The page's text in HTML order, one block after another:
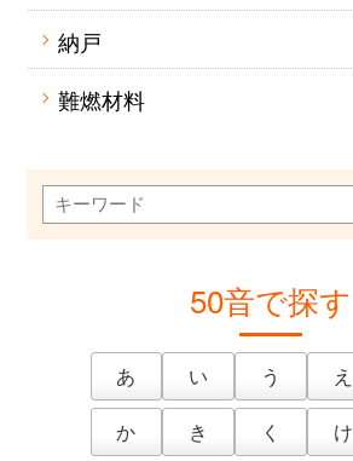
納戸
難燃材料
50音で探す
あ い う え
か
き く け